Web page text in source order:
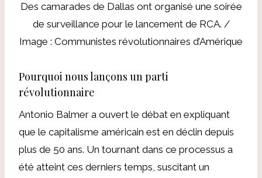
Des camarades de Dallas ont organisé une soirée
de surveillance pour le lancement de RCA. /
Image : Communistes révolutionnaires d’Amérique
Pourquoi nous lançons un parti
révolutionnaire
Antonio Balmer a ouvert le débat en expliquant
que le capitalisme américain est en déclin depuis
plus de 50 ans. Un tournant dans ce processus a
été atteint ces derniers temps, suscitant un